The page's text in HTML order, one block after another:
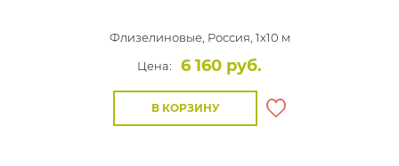
Флизелиновые, Россия, 1x10 м
Цена:
6 160 руб.
В КОРЗИНУ